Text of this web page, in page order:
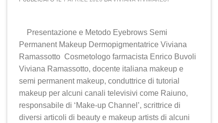
Presentazione e Metodo Eyebrows Semi
Permanent Makeup Dermopigmentatrice Viviana
Ramassotto Cosmetologo farmacista Enrico Buvoli
Viviana Ramassotto, docente italiana makeup e
semi permanent makeup, conduttrice di tutorial
makeup per alcuni canali televisivi come Raiuno,
responsabile di ‘Make-up Channel’, scrittrice di
diversi articoli di beauty e makeup artists di alcuni